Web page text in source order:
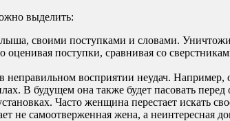
выделить:
своими поступками и словами.
поступки, сравнивая со
восприятии неудач. Например,
В будущем она также будет пасовать
Часто женщина перестает искать
не самоотверженная жена, а неинтересная